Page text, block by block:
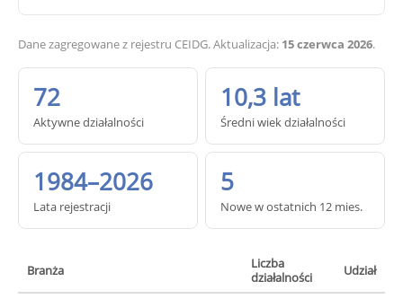
Dane zagregowane z rejestru CEIDG. Aktualizacja: 15 czerwca 2026.
72
Aktywne działalności
10,3 lat
Średni wiek działalności
1984–2026
Lata rejestracji
5
Nowe w ostatnich 12 mies.
Branża
Liczba
działalności
Udział